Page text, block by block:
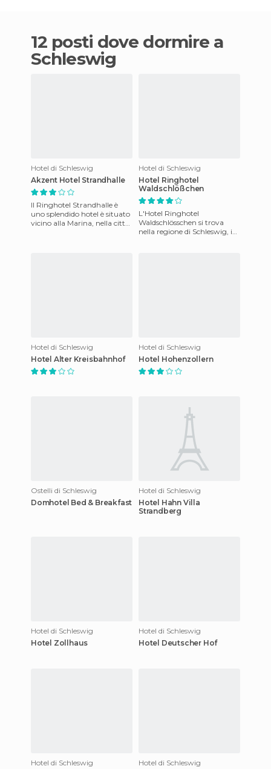
12 posti dove dormire a
Schleswig
Hotel di Schleswig
Akzent Hotel Strandhalle
Il Ringhotel Strandhalle è
uno splendido hotel è situato
vicino alla Marina, nella città
Hotel di Schleswig
Hotel Ringhotel
Waldschlößchen
L'Hotel Ringhotel
Waldschlösschen si trova
nella regione di Schleswig, in
Hotel di Schleswig
Hotel Alter Kreisbahnhof
Hotel di Schleswig
Hotel Hohenzollern
Ostelli di Schleswig
Domhotel Bed & Breakfast
Hotel di Schleswig
Hotel Hahn Villa
Strandberg
Hotel di Schleswig
Hotel Zollhaus
Hotel di Schleswig
Hotel Deutscher Hof
Hotel di Schleswig
Hotel di Schleswig